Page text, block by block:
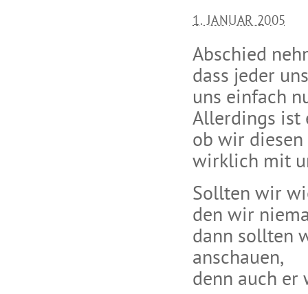
1. JANUAR 2005
Abschied
dass jeder
uns einfach
Allerdings ist
ob wir
wirklich mit
Sollten wir
den wir
dann sollten
anschauen,
denn auch er